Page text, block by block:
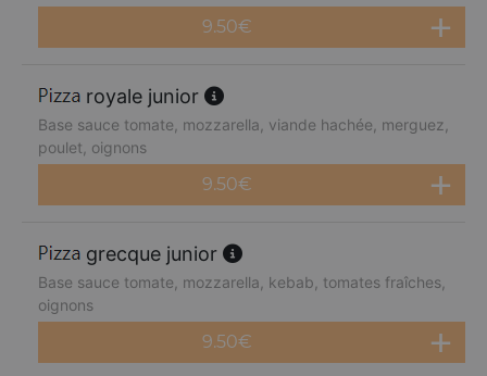
9.50€
royale junior
Base sauce tomate, mozzarella, viande hachée, merguez,
poulet, oignons
9.50€
grecque junior
Base sauce tomate, mozzarella, kebab, tomates fraîches,
oignons
9.50€